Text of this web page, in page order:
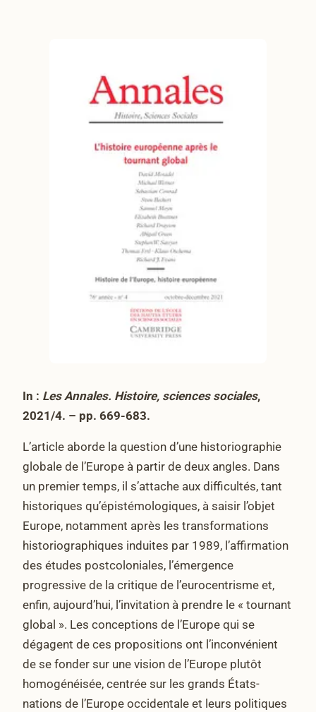
In : Les Annales. Histoire, sciences sociales,
2021/4. – pp. 669-683.
L’article aborde la question d’une historiographie
globale de l’Europe à partir de deux angles. Dans
un premier temps, il s’attache aux difficultés, tant
historiques qu’épistémologiques, à saisir l’objet
Europe, notamment après les transformations
historiographiques induites par 1989, l’affirmation
des études postcoloniales, l’émergence
progressive de la critique de l’eurocentrisme et,
enfin, aujourd’hui, l’invitation à prendre le « tournant
global ». Les conceptions de l’Europe qui se
dégagent de ces propositions ont l’inconvénient
de se fonder sur une vision de l’Europe plutôt
homogénéisée, centrée sur les grands États-
nations de l’Europe occidentale et leurs politiques